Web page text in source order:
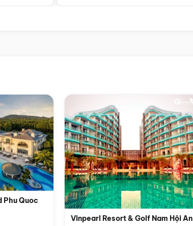
Phu Quoc
Vinpearl Resort & Golf Nam Hội An